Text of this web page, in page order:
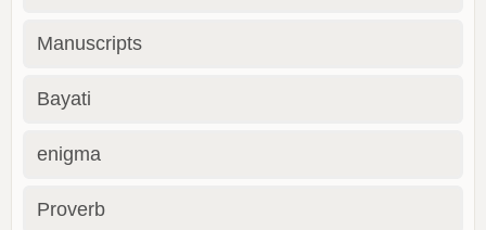
Manuscripts
Bayati
enigma
Proverb